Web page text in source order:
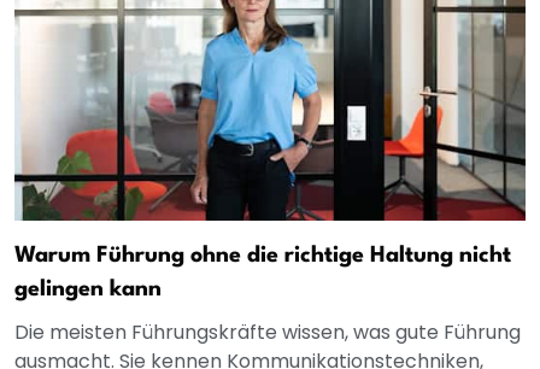
Warum Führung ohne die richtige Haltung nicht
gelingen kann
Die meisten Führungskräfte wissen, was gute Führung
ausmacht. Sie kennen Kommunikationstechniken,